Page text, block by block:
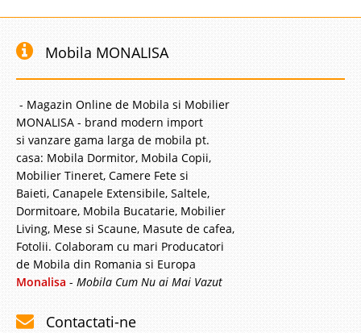
-14%
Pat matrimonial tapitat Atlas
Pat tapitat dormitor matrimonial cu lada pt. depozitare Atlas Seria de
paturi matrimoniale tapitate Atlas reprezinta imbinarea sentimentala a
trecutului cu prezentul exprimata in linii geometrice bine definite si finisate
in detalii splendide. Tablia inalt..
2.899 Lei
Stoc Epuizat - Indisponibil
Mobila MONALISA
- Magazin Online de Mobila si Mobilier
MONALISA - brand modern import
si vanzare gama larga de mobila pt.
casa: Mobila Dormitor, Mobila Copii,
Mobilier Tineret, Camere Fete si
Baieti, Canapele Extensibile, Saltele,
Dormitoare, Mobila Bucatarie, Mobilier
Living, Mese si Scaune, Masute de cafea,
Fotolii. Colaboram cu mari Producatori
de Mobila din Romania si Europa
Monalisa - Mobila Cum Nu ai Mai Vazut
Contactati-ne